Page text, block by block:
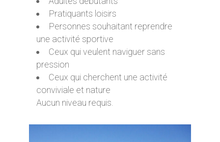
Pratiquants loisirs
Personnes souhaitant reprendre
une activité sportive
Ceux qui veulent naviguer sans
pression
Ceux qui cherchent une activité
conviviale et nature
Aucun niveau requis.